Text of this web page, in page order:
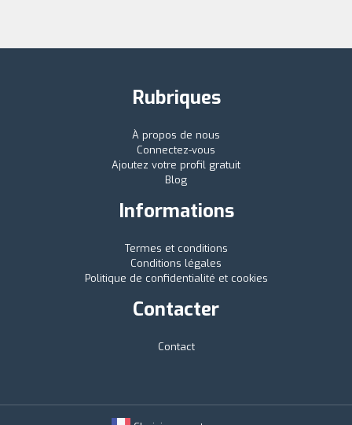
Rubriques
À propos de nous
Connectez-vous
Ajoutez votre profil gratuit
Blog
Informations
Termes et conditions
Conditions légales
Politique de confidentialité et cookies
Contacter
Contact